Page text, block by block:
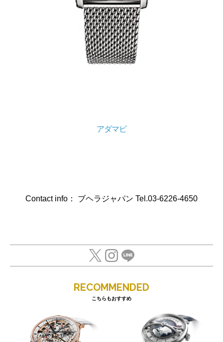
アダマビ
Contact info： ブヘラジャパン Tel.03-6226-4650
RECOMMENDED
こちらもおすすめ